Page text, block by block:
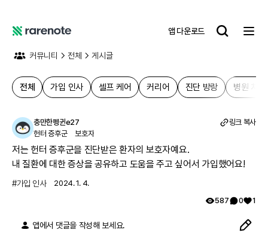
어
트
앱 다운로드
커뮤니티 전체 게시글
전체 가입 인사 셀프 케어 커리어 진단 방랑 병원 치료
충만한펭귄e27
헌터 증후군
보호자
링크 복사
저는 헌터 증후군을 진단받은 환자의 보호자예요.
내 질환에 대한 증상을 공유하고 도움을 주고 싶어서 가입했어요!
#가입 인사
2024. 1. 4.
587
0 1
앱에서 댓글을 작성해 보세요.